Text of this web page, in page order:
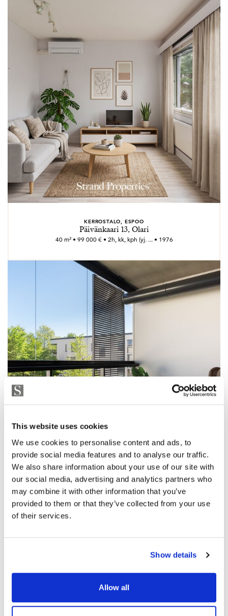
This website uses cookies
We use cookies to personalise content and ads, to
provide social media features and to analyse our traffic.
We also share information about your use of our site with
our social media, advertising and analytics partners who
may combine it with other information that you’ve
provided to them or that they’ve collected from your use
of their services.
Show details
Allow all
KERROSTALO, ESPOO
Päivänkaari 13, Olari
40 m² • 99 000 € • 2h, kk, kph (yj. ... • 1976
KERROSTALO, HELSINKI
Teollisuuskatu 3b, Vallila
36 m² • 218 000 € • 1h, kt, kph, lais... • 2013